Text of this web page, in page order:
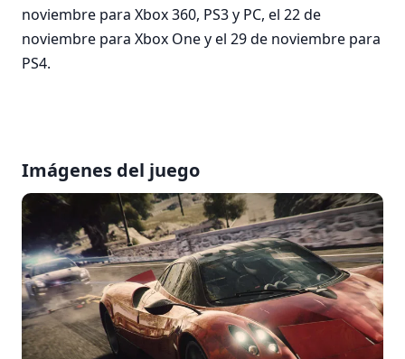
noviembre para Xbox 360, PS3 y PC, el 22 de
noviembre para Xbox One y el 29 de noviembre para
PS4.
Imágenes del juego